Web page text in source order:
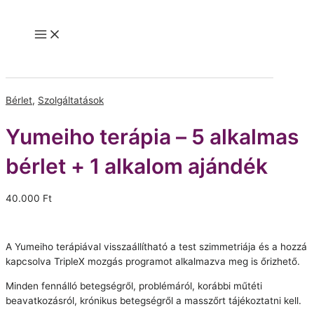
content
Main
Bérlet, Szolgáltatások
Yumeiho terápia – 5 alkalmas
bérlet + 1 alkalom ajándék
40.000 Ft
A Yumeiho terápiával visszaállítható a test szimmetriája és a hozzá
kapcsolva TripleX mozgás programot alkalmazva meg is őrizhető.
Minden fennálló betegségről, problémáról, korábbi műtéti
beavatkozásról, krónikus betegségről a masszőrt tájékoztatni kell.